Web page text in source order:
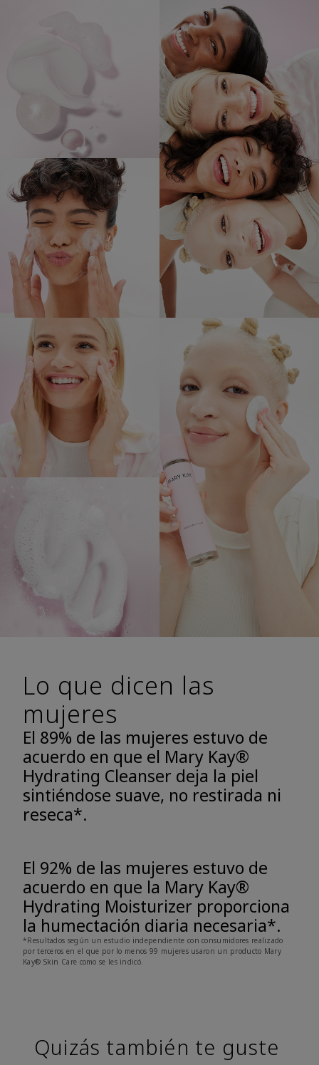
Lo que dicen las
mujeres
El 89% de las mujeres estuvo de
acuerdo en que el Mary Kay®
Hydrating Cleanser deja la piel
sintiéndose suave, no restirada ni
reseca*.
El 92% de las mujeres estuvo de
acuerdo en que la Mary Kay®
Hydrating Moisturizer proporciona
la humectación diaria necesaria*.
*Resultados según un estudio independiente con consumidores realizado
por terceros en el que por lo menos 99 mujeres usaron un producto Mary
Kay® Skin Care como se les indicó.
Quizás también te guste